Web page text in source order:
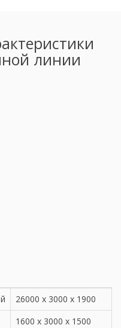
линии
26000 х 3000 х 1900
1600 х 3000 х 1500